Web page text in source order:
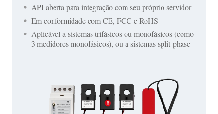
API aberta para integração com seu próprio servidor
Em conformidade com CE, FCC e RoHS
Aplicável a sistemas trifásicos ou monofásicos (como
3 medidores monofásicos), ou a sistemas split-phase